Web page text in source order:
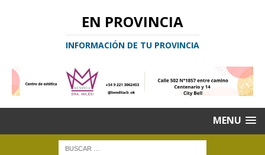
EN PROVINCIA
INFORMACIÓN DE TU PROVINCIA
MENU